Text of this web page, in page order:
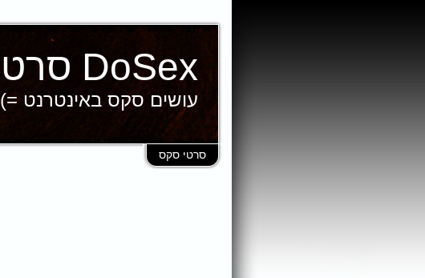
DoSex סרטי סקס
עושים סקס באינטרנט =)
סרטי סקס